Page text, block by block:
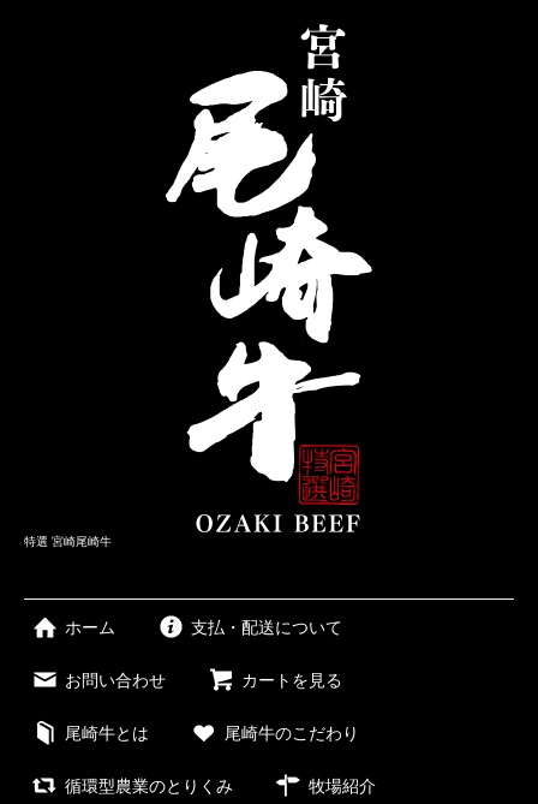
特選 宮崎尾崎牛
ホーム 支払・配送について
お問い合わせ カートを見る
尾崎牛とは 尾崎牛のこだわり
循環型農業のとりくみ 牧場紹介